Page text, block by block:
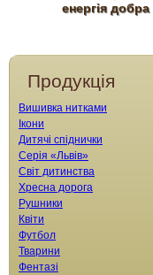
енергія
Продукція
Вишивка нитками
Ікони
Дитячі спіднички
Серія «Львів»
Світ дитинства
Хресна дорога
Рушники
Квіти
Футбол
Тварини
Фентазі